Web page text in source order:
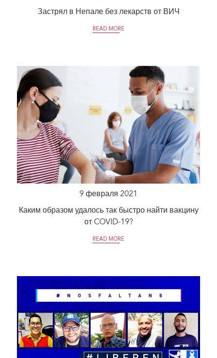
Застрял в Непале без лекарств от ВИЧ
READ MORE
9 февраля 2021
Каким образом удалось так быстро найти вакцину
от COVID-19?
READ MORE